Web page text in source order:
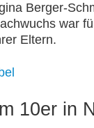
Berger-
war
Eltern.
10er in